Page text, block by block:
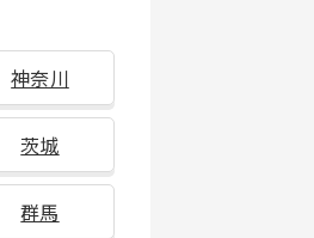
神奈川
茨城
群馬